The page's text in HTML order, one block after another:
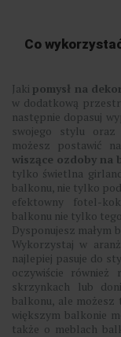
Co
Jaki pomysł na
w dodatkową
następnie dopasuj
swojego stylu oraz
możesz postawić
wiszące ozdoby na
tylko świetlna
balkonu, nie tylko
efektowny fotel-
balkonu nie tylko
Dysponujesz małym
Wykorzystaj w
najlepiej pasuje do
oczywiście
skrzynkach lub
balkonu, ale możesz
większym balkonie
także o meblach